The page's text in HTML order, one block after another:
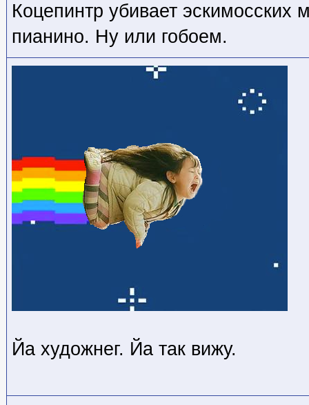
Коцепинтр убивает эскимосских
пианино. Ну или гобоем.
Йа художнег. Йа так вижу.